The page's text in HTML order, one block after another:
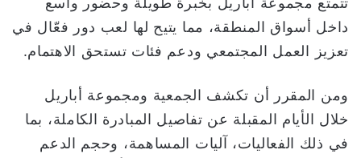
داخل أسواق المنطقة، مما يتيح لها لعب دور فعّال في
تعزيز العمل المجتمعي ودعم فئات تستحق الاهتمام.
ومن المقرر أن تكشف الجمعية ومجموعة أباريل
خلال الأيام المقبلة عن تفاصيل المبادرة الكاملة، بما
في ذلك الفعاليات، آليات المساهمة، وحجم الدعم